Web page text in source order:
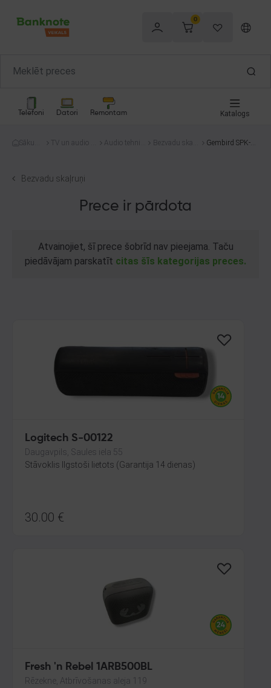
0
Telefoni Datori Remontam Katalogs
Sākum
TV un audio te
Audio tehnik
Bezvadu skaļr
Gembird SPK-B
Bezvadu skaļruņi
Prece ir pārdota
Atvainojiet, šī prece šobrīd nav pieejama. Taču
piedāvājam parskatīt citas šīs kategorijas preces.
Logitech S-00122
Daugavpils, Saules iela 55
Stāvoklis Ilgstoši lietots (Garantija 14 dienas)
30.00 €
Fresh 'n Rebel 1ARB500BL
Rēzekne, Atbrīvošanas aleja 119